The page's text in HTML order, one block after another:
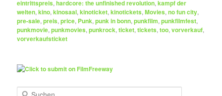
eintrittspreis,hardcore: the unfinished revolution,kampf der
welten,kino,kinosaal,kinoticket,kinotickets,Movies,no fun city,
pre-sale,preis,price, Punk,punk in bonn,punkfilm,punkfilmfest,
punkmovie,punkmovies,punkrock,ticket,tickets,too,vorverkauf,
vorverkaufsticket